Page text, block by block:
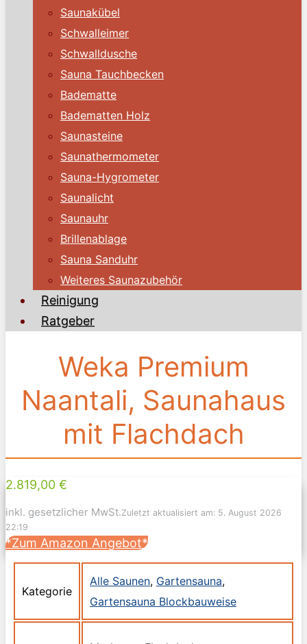
Saunakübel
Schwalleimer
Schwalldusche
Sauna Tauchbecken
Badematte
Badematten Holz
Saunasteine
Saunathermometer
Sauna-Hygrometer
Saunalicht
Saunauhr
Brillenablage
Sauna Sanduhr
Weiteres Saunazubehör
Reinigung
Ratgeber
Weka Premium
Naantali, Saunahaus
mit Flachdach
2.819,00 €
inkl. gesetzlicher MwSt.Zuletzt aktualisiert am: 5. August 2026
22:19
*Zum Amazon Angebot*
Kategorie
Alle Saunen, Gartensauna,
Gartensauna Blockbauweise